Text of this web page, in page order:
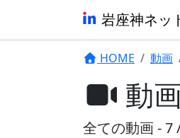
岩座神ネッ
HOME 動画
動
全ての動画 - 7